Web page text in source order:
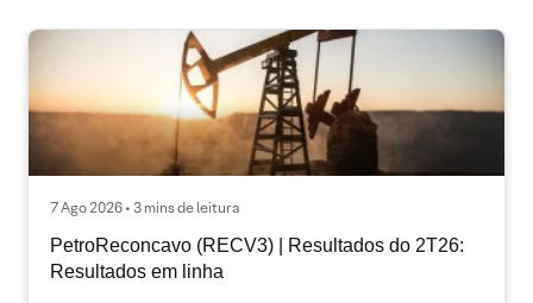
7 Ago 2026 • 3 mins de leitura
PetroReconcavo (RECV3) | Resultados do 2T26:
Resultados em linha